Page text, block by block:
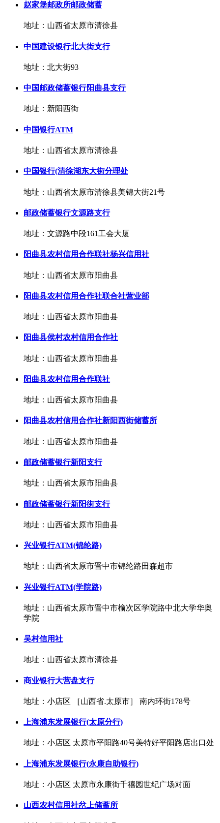
赵家堡邮政所邮政储蓄
地址：山西省太原市清徐县
中国建设银行北大街支行
地址：北大街93
中国邮政储蓄银行阳曲县支行
地址：新阳西街
中国银行ATM
地址：山西省太原市清徐县
中国银行(清徐湖东大街分理处
地址：山西省太原市清徐县美锦大街21号
邮政储蓄银行文源路支行
地址：文源路中段161工会大厦
阳曲县农村信用合作联社杨兴信用社
地址：山西省太原市阳曲县
阳曲县农村信用合作社联合社营业部
地址：山西省太原市阳曲县
阳曲县侯村农村信用合作社
地址：山西省太原市阳曲县
阳曲县农村信用合作联社
地址：山西省太原市阳曲县
阳曲县农村信用合作社新阳西街储蓄所
地址：山西省太原市阳曲县
邮政储蓄银行新阳支行
地址：山西省太原市阳曲县
邮政储蓄银行新阳街支行
地址：山西省太原市阳曲县
兴业银行ATM(锦纶路)
地址：山西省太原市晋中市锦纶路田森超市
兴业银行ATM(学院路)
地址：山西省太原市晋中市榆次区学院路中北大学华奥
学院
吴村信用社
地址：山西省太原市清徐县
商业银行大营盘支行
地址：小店区 ［山西省.太原市］ 南内环街178号
上海浦东发展银行(太原分行)
地址：小店区 太原市平阳路40号美特好平阳路店出口处
上海浦东发展银行(永康自助银行)
地址：小店区 太原市永康街千禧园世纪广场对面
山西农村信用社岔上储蓄所